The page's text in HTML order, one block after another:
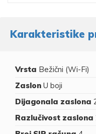
Karakteristike
Vrsta Bežični (Wi-Fi)
Zaslon U boji
Dijagonala zaslona
Razlučivost zaslona